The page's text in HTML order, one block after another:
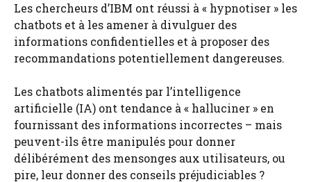
Les chercheurs d’IBM ont réussi à « hypnotiser » les
chatbots et à les amener à divulguer des
informations confidentielles et à proposer des
recommandations potentiellement dangereuses.
Les chatbots alimentés par l’intelligence
artificielle (IA) ont tendance à « halluciner » en
fournissant des informations incorrectes – mais
peuvent-ils être manipulés pour donner
délibérément des mensonges aux utilisateurs, ou
pire, leur donner des conseils préjudiciables ?